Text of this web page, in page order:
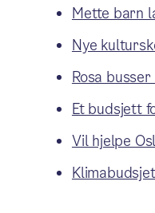
Mette barn
Nye
Rosa
Et budsjett
Vil hjelpe